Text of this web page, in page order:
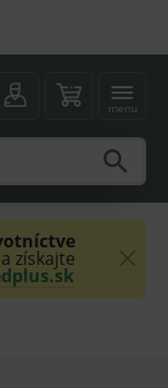
menu
a získajte